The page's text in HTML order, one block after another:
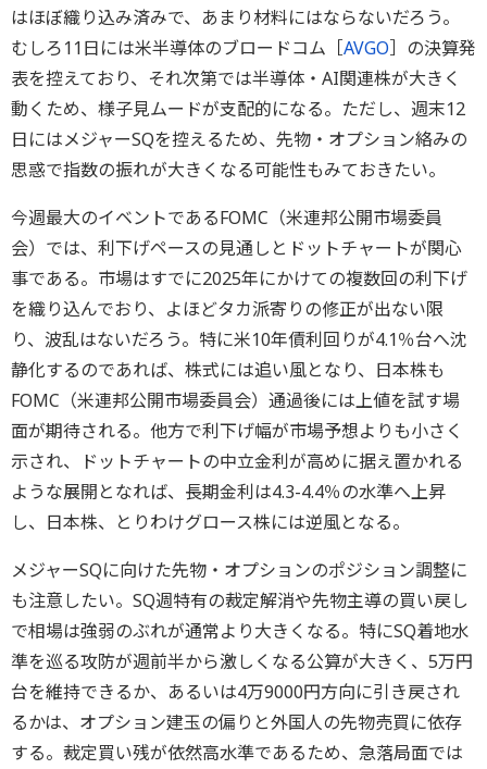
はほぼ織り込み済みで、あまり材料にはならないだろう。
むしろ11日には米半導体のブロードコム［AVGO］の決算発
表を控えており、それ次第では半導体・AI関連株が大きく
動くため、様子見ムードが支配的になる。ただし、週末12
日にはメジャーSQを控えるため、先物・オプション絡みの
思惑で指数の振れが大きくなる可能性もみておきたい。
今週最大のイベントであるFOMC（米連邦公開市場委員
会）では、利下げペースの見通しとドットチャートが関心
事である。市場はすでに2025年にかけての複数回の利下げ
を織り込んでおり、よほどタカ派寄りの修正が出ない限
り、波乱はないだろう。特に米10年債利回りが4.1％台へ沈
静化するのであれば、株式には追い風となり、日本株も
FOMC（米連邦公開市場委員会）通過後には上値を試す場
面が期待される。他方で利下げ幅が市場予想よりも小さく
示され、ドットチャートの中立金利が高めに据え置かれる
ような展開となれば、長期金利は4.3-4.4％の水準へ上昇
し、日本株、とりわけグロース株には逆風となる。
メジャーSQに向けた先物・オプションのポジション調整に
も注意したい。SQ週特有の裁定解消や先物主導の買い戻し
で相場は強弱のぶれが通常より大きくなる。特にSQ着地水
準を巡る攻防が週前半から激しくなる公算が大きく、5万円
台を維持できるか、あるいは4万9000円方向に引き戻され
るかは、オプション建玉の偏りと外国人の先物売買に依存
する。裁定買い残が依然高水準であるため、急落局面では